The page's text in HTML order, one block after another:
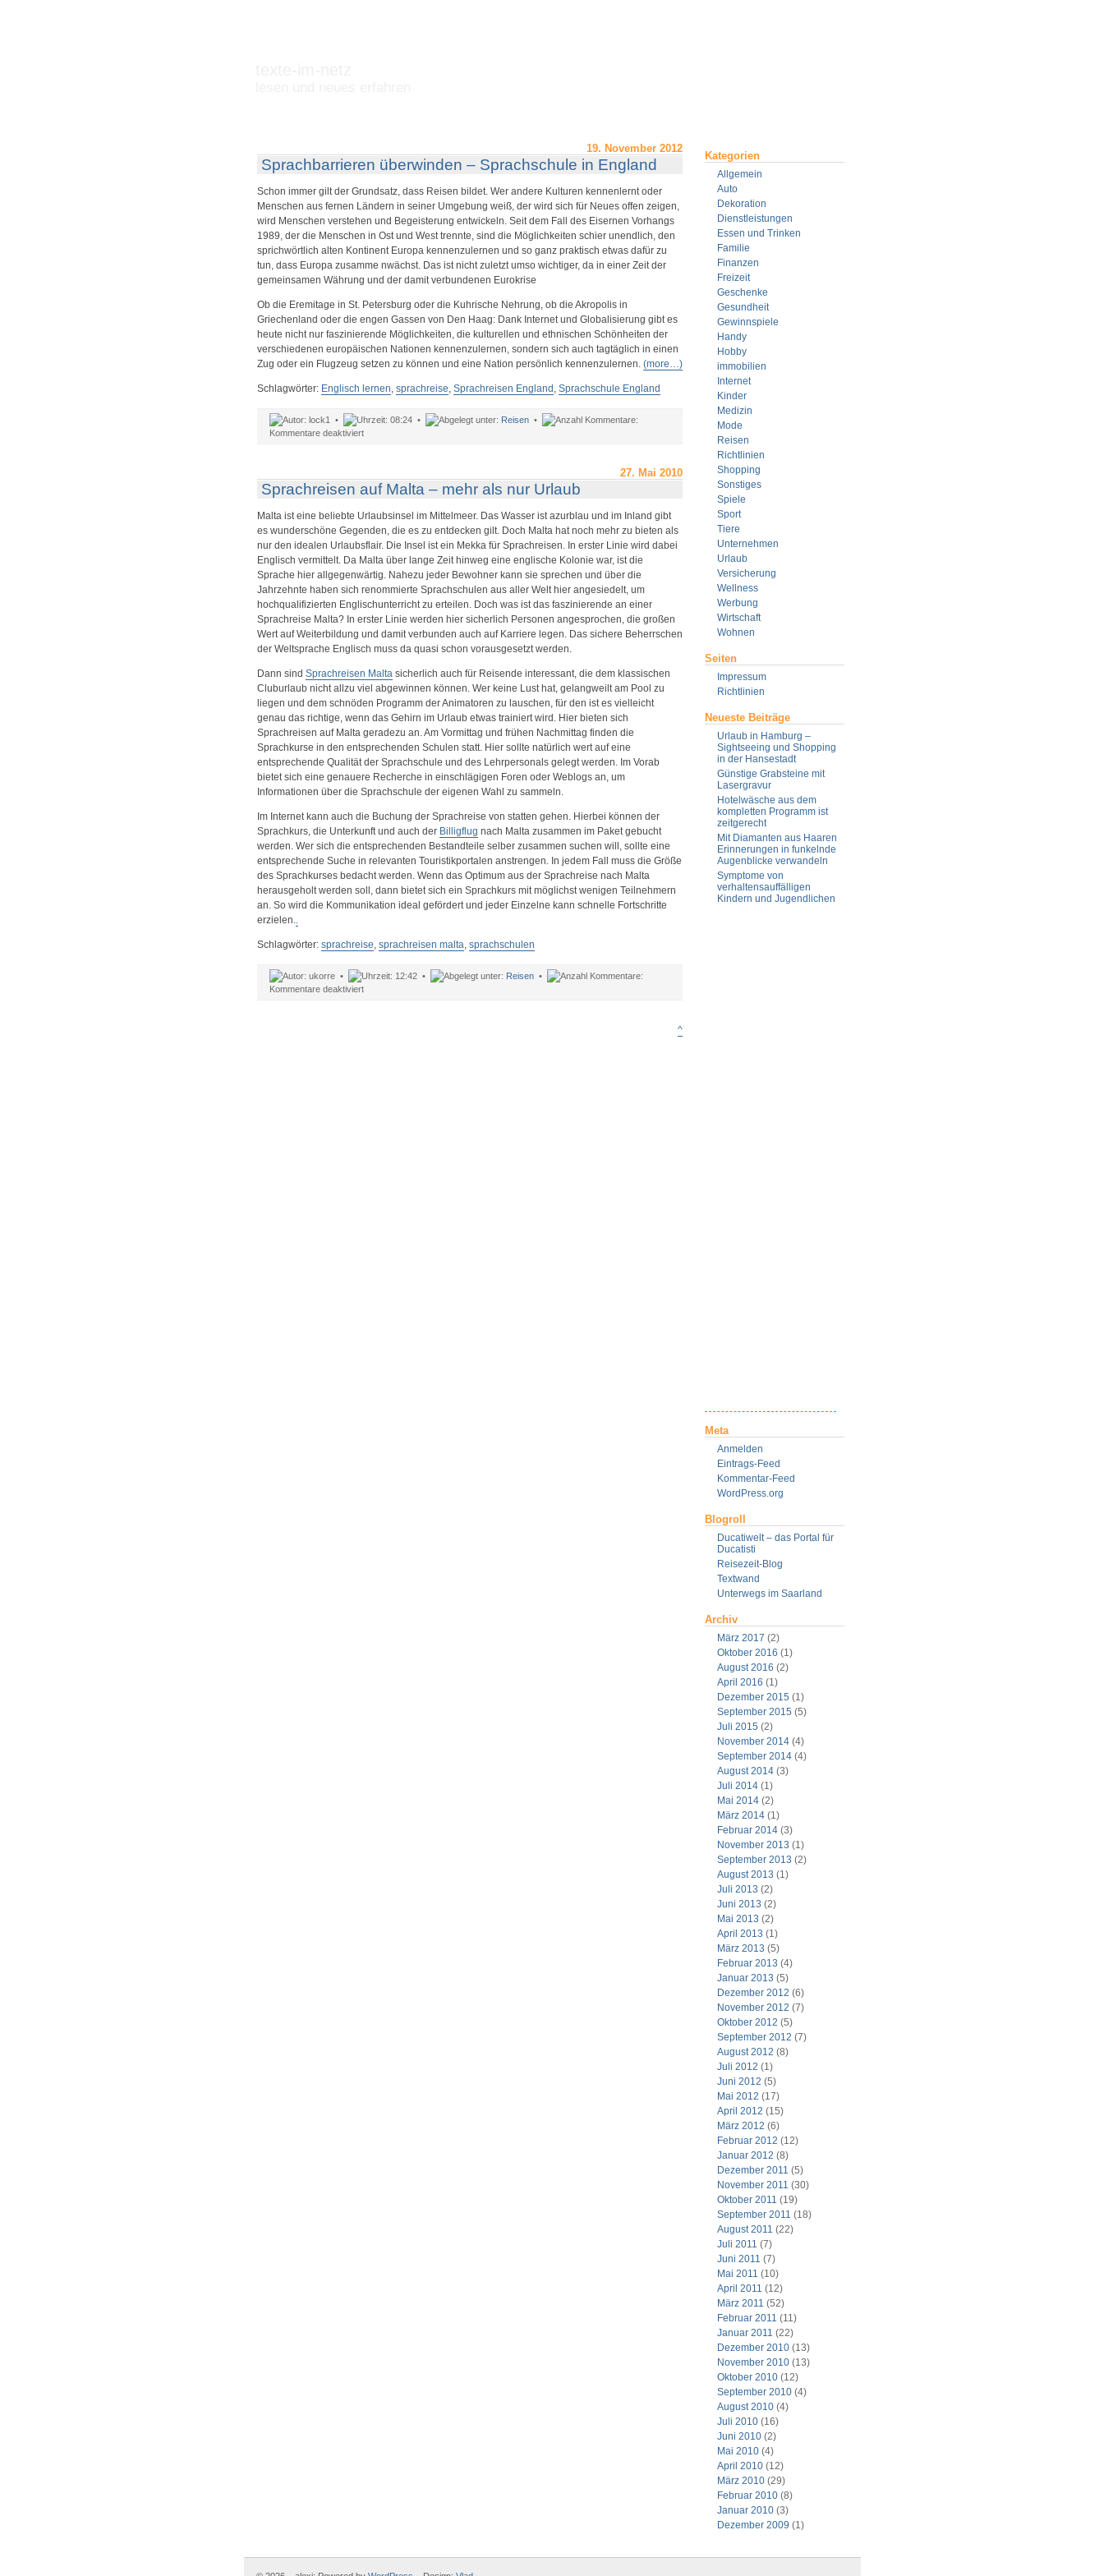
Kategorien
Allgemein
Auto
Dekoration
Dienstleistungen
Essen und Trinken
Familie
Finanzen
Freizeit
Geschenke
Gesundheit
Gewinnspiele
Handy
Hobby
immobilien
Internet
Kinder
Medizin
Mode
Reisen
Richtlinien
Shopping
Sonstiges
Spiele
Sport
Tiere
Unternehmen
Urlaub
Versicherung
Wellness
Werbung
Wirtschaft
Wohnen
Seiten
Impressum
Richtlinien
Neueste Beiträge
Urlaub in Hamburg –
Sightseeing und Shopping
in der Hansestadt
Günstige Grabsteine mit
Lasergravur
Hotelwäsche aus dem
kompletten Programm ist
zeitgerecht
Mit Diamanten aus Haaren
Erinnerungen in funkelnde
Augenblicke verwandeln
Symptome von
verhaltensauffälligen
Kindern und Jugendlichen
Meta
Anmelden
Eintrags-Feed
Kommentar-Feed
WordPress.org
Blogroll
Ducatiwelt – das Portal für
Ducatisti
Reisezeit-Blog
Textwand
Unterwegs im Saarland
Archiv
März 2017 (2)
Oktober 2016 (1)
August 2016 (2)
April 2016 (1)
Dezember 2015 (1)
September 2015 (5)
Juli 2015 (2)
November 2014(4)
September 2014(4)
August 2014(3)
Juli 2014(1)
Mai 2014(2)
März 2014(1)
Februar 2014(3)
November 2013 (1)
September 2013 (2)
August 2013 (1)
Juli 2013 (2)
Juni 2013 (2)
Mai 2013 (2)
April 2013 (1)
März 2013 (5)
Februar 2013 (4)
Januar 2013 (5)
Dezember 2012 (6)
November 2012 (7)
Oktober 2012 (5)
September 2012 (7)
August 2012 (8)
Juli 2012 (1)
Juni 2012 (5)
Mai 2012 (17)
April 2012 (15)
März 2012 (6)
Februar 2012 (12)
Januar 2012 (8)
Dezember 2011 (5)
November 2011 (30)
Oktober 2011 (19)
September 2011 (18)
August 2011 (22)
Juli 2011 (7)
Juni 2011 (7)
Mai 2011 (10)
April 2011 (12)
März 2011 (52)
Februar 2011 (11)
Januar 2011 (22)
Dezember 2010(13)
November 2010(13)
Oktober 2010(12)
September 2010(4)
August 2010(4)
Juli 2010(16)
Juni 2010(2)
Mai 2010(4)
April 2010(12)
März 2010(29)
Februar 2010(8)
Januar 2010(3)
Dezember 2009 (1)
19. November 2012
Sprachbarrieren überwinden – Sprachschule in England
Schon immer gilt der Grundsatz, dass Reisen bildet. Wer andere Kulturen kennenlernt oder
Menschen aus fernen Ländern in seiner Umgebung weiß, der wird sich für Neues offen zeigen,
wird Menschen verstehen und Begeisterung entwickeln. Seit dem Fall des Eisernen Vorhangs
1989, der die Menschen in Ost und West trennte, sind die Möglichkeiten schier unendlich, den
sprichwörtlich alten Kontinent Europa kennenzulernen und so ganz praktisch etwas dafür zu
tun, dass Europa zusamme nwächst. Das ist nicht zuletzt umso wichtiger, da in einer Zeit der
gemeinsamen Währung und der damit verbundenen Eurokrise
Ob die Eremitage in St. Petersburg oder die Kuhrische Nehrung, ob die Akropolis in
Griechenland oder die engen Gassen von Den Haag: Dank Internet und Globalisierung gibt es
heute nicht nur faszinierende Möglichkeiten, die kulturellen und ethnischen Schönheiten der
verschiedenen europäischen Nationen kennenzulernen, sondern sich auch tagtäglich in einen
Zug oder ein Flugzeug setzen zu können und eine Nation persönlich kennenzulernen. (more…)
Schlagwörter: Englisch lernen, sprachreise, Sprachreisen England , Sprachschule England
lock1 • 08:24 • Reisen•
Kommentare deaktiviertfür
Sprachschule
in
England
27. Mai 2010
Sprachreisen auf Malta – mehr als nur Urlaub
Malta ist eine beliebte Urlaubsinsel im Mittelmeer. Das Wasser ist azurblau und im Inland gibt
es wunderschöne Gegenden, die es zu entdecken gilt. Doch Malta hat noch mehr zu bieten als
nur den idealen Urlaubsflair. Die Insel ist ein Mekka für Sprachreisen. In erster Linie wird dabei
Englisch vermittelt. Da Malta über lange Zeit hinweg eine englische Kolonie war, ist die
Sprache hier allgegenwärtig. Nahezu jeder Bewohner kann sie sprechen und über die
Jahrzehnte haben sich renommierte Sprachschulen aus aller Welt hier angesiedelt, um
hochqualifizierten Englischunterricht zu erteilen. Doch was ist das faszinierende an einer
Sprachreise Malta? In erster Linie werden hier sicherlich Personen angesprochen, die großen
Wert auf Weiterbildung und damit verbunden auch auf Karriere legen. Das sichere Beherrschen
der Weltsprache Englisch muss da quasi schon vorausgesetzt werden.
Dann sind Sprachreisen Maltasicherlich auch für Reisende interessant, die dem klassischen
Cluburlaub nicht allzu viel abgewinnen können. Wer keine Lust hat, gelangweilt am Pool zu
liegen und dem schnöden Programm der Animatoren zu lauschen, für den ist es vielleicht
genau das richtige, wenn das Gehirn im Urlaub etwas trainiert wird. Hier bieten sich
Sprachreisen auf Malta geradezu an. Am Vormittag und frühen Nachmittag finden die
Sprachkurse in den entsprechenden Schulen statt. Hier sollte natürlich wert auf eine
entsprechende Qualität der Sprachschule und des Lehrpersonals gelegt werden. Im Vorab
bietet sich eine genauere Recherche in einschlägigen Foren oder Weblogs an, um
Informationen über die Sprachschule der eigenen Wahl zu sammeln.
Im Internet kann auch die Buchung der Sprachreise von statten gehen. Hierbei können der
Sprachkurs, die Unterkunft und auch der Billigflug nach Malta zusammen im Paket gebucht
werden. Wer sich die entsprechenden Bestandteile selber zusammen suchen will, sollte eine
entsprechende Suche in relevanten Touristikportalen anstrengen. In jedem Fall muss die Größe
des Sprachkurses bedacht werden. Wenn das Optimum aus der Sprachreise nach Malta
herausgeholt werden soll, dann bietet sich ein Sprachkurs mit möglichst wenigen Teilnehmern
an. So wird die Kommunikation ideal gefördert und jeder Einzelne kann schnelle Fortschritte
erzielen..
Schlagwörter: sprachreise, sprachreisen malta, sprachschulen
ukorre • 12:42 • Reisen•
Kommentare deaktiviertfür
^